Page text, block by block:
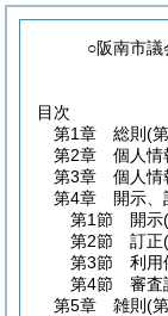
○阪南市議
目次
第1章
総則 (
第2章
個人情
第3章
個人情
第4章
開示、
第1節
開示
第2節
訂正
第3節
利用
第4節
審査
第5章
雑則 (